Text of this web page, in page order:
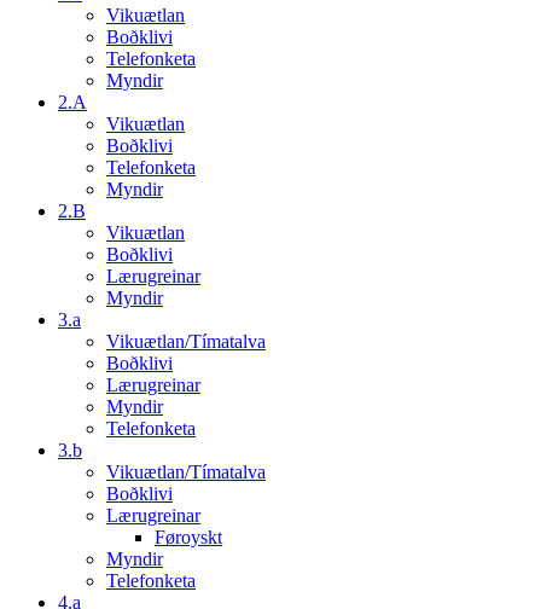
Vikuætlan
Boðklivi
Telefonketa
Myndir
2.A
Vikuætlan
Boðklivi
Telefonketa
Myndir
2.B
Vikuætlan
Boðklivi
Lærugreinar
Myndir
3.a
Vikuætlan/Tímatalva
Boðklivi
Lærugreinar
Myndir
Telefonketa
3.b
Vikuætlan/Tímatalva
Boðklivi
Lærugreinar
Føroyskt
Myndir
Telefonketa
4.a